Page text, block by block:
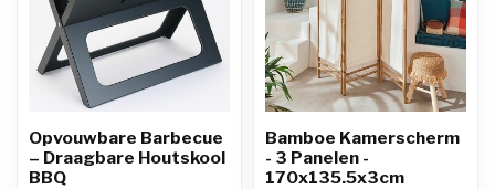
Opvouwbare Barbecue
– Draagbare Houtskool
BBQ
Bamboe Kamerscherm
- 3 Panelen -
170x135.5x3cm